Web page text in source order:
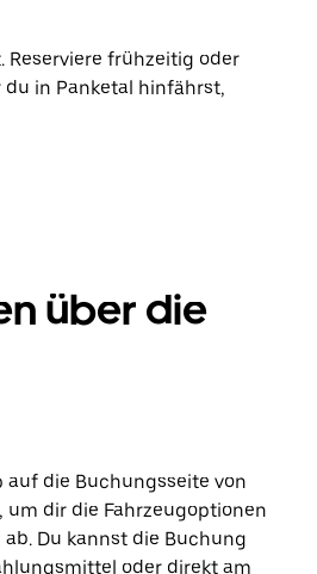
Reserviere frühzeitig oder
du in Panketal hinfährst,
über die
die Buchungsseite von
dir die Fahrzeugoptionen
Du kannst die Buchung
oder direkt am